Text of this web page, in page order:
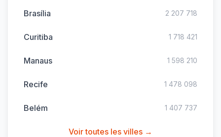
Brasília 2 207 718
Curitiba 1 718 421
Manaus 1 598 210
Recife 1 478 098
Belém 1 407 737
Voir toutes les villes →